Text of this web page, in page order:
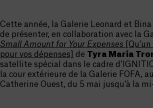
Cette année, la Galerie Leonard et
de présenter, en collaboration avec la
Small Amount for Your Expenses
pour vos dépenses]
de Tyra Maria
satellite spécial dans le cadre
la cour extérieure de la Galerie FOFA,
Catherine Ouest, du 5 mai jusqu’à la